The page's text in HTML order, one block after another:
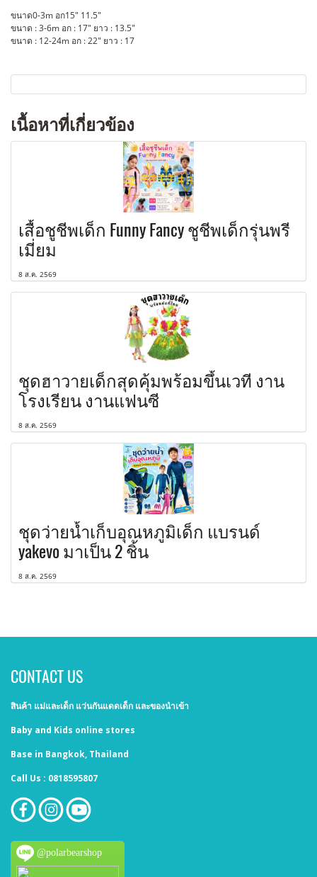
ขนาด0-3m อก15" 11.5"
ขนาด : 3-6m อก : 17" ยาว : 13.5"
ขนาด : 12-24m อก : 22" ยาว : 17
เนื้อหาที่เกี่ยวข้อง
เสื้อชูชีพเด็ก Funny Fancy ชูชีพเด็กรุ่นพรี
เมี่ยม
8 ส.ค. 2569
ชุดฮาวายเด็กสุดคุ้มพร้อมขึ้นเวที งาน
โรงเรียน งานแฟนซี
8 ส.ค. 2569
ชุดว่ายน้ำเก็บอุณหภูมิเด็ก แบรนด์
yakevo มาเป็น 2 ชิ้น
8 ส.ค. 2569
CONTACT US
สินค้า แม่และเด็ก แว่นกันแดดเด็ก และของนำเข้า
Baby and Kids online stores
Base in Bangkok, Thailand
Call Us : 0818595807
@polarbearshop